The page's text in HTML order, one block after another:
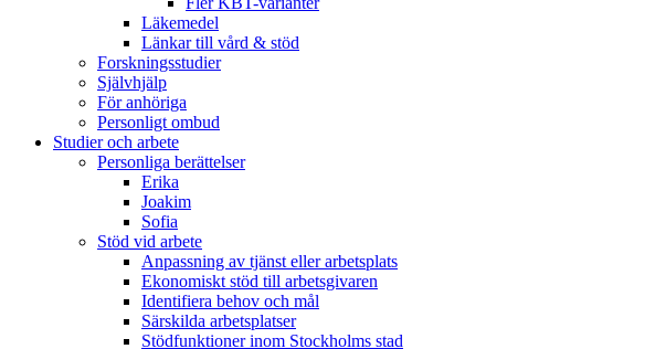
Läkemedel
Länkar till vård & stöd
Forskningsstudier
Självhjälp
För anhöriga
Personligt ombud
Studier och arbete
Personliga berättelser
Erika
Joakim
Sofia
Stöd vid arbete
Anpassning av tjänst eller arbetsplats
Ekonomiskt stöd till arbetsgivaren
Identifiera behov och mål
Särskilda arbetsplatser
Stödfunktioner inom Stockholms stad